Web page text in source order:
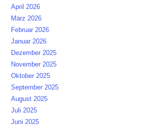
April 2026
März 2026
Februar 2026
Januar 2026
Dezember 2025
November 2025
Oktober 2025
September 2025
August 2025
Juli 2025
Juni 2025